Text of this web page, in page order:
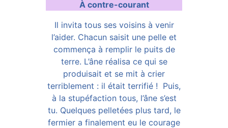
À contre-courant
Il invita tous ses voisins à venir
l’aider. Chacun saisit une pelle et
commença à remplir le puits de
terre. L’âne réalisa ce qui se
produisait et se mit à crier
terriblement : il était terrifié ! Puis,
à la stupéfaction tous, l’âne s’est
tu. Quelques pelletées plus tard, le
fermier a finalement eu le courage